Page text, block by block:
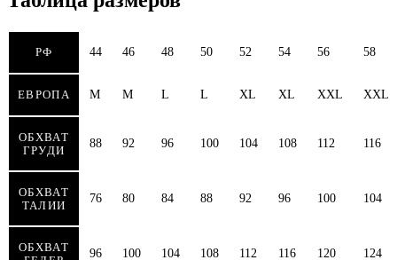
РФ 44 46 48 50 52 54 56 58
ЕВРОПА M M L L XL XL XXL XXL
ОБХВАТ
ГРУДИ
88 92 96 100 104 108 112 116
ОБХВАТ
ТАЛИИ
76 80 84 88 92 96 100 104
ОБХВАТ
96 100 104 108 112 116 120 124